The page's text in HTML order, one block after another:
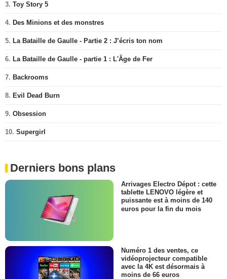
3. Toy Story 5
4. Des Minions et des monstres
5. La Bataille de Gaulle - Partie 2 : J’écris ton nom
6. La Bataille de Gaulle - partie 1 : L'Âge de Fer
7. Backrooms
8. Evil Dead Burn
9. Obsession
10. Supergirl
Derniers bons plans
Arrivages Electro Dépot : cette
tablette LENOVO légère et
puissante est à moins de 140
euros pour la fin du mois
Numéro 1 des ventes, ce
vidéoprojecteur compatible
avec la 4K est désormais à
moins de 66 euros